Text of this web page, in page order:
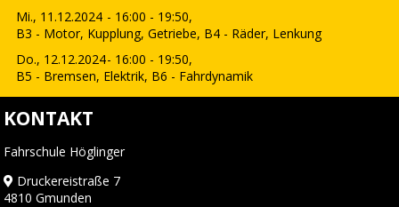
Mi., 11.12.2024 - 16:00 - 19:50,
B3 - Motor, Kupplung, Getriebe, B4 - Räder, Lenkung
Do., 12.12.2024- 16:00 - 19:50,
B5 - Bremsen, Elektrik, B6 - Fahrdynamik
KONTAKT
Fahrschule Höglinger
Druckereistraße 7
4810 Gmunden